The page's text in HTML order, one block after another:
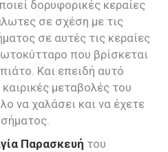
δορυφορικές κεραίες
σε σχέση με τις
σε αυτές τις κεραίες
που βρίσκεται
Και επειδή αυτό
καιρικές μεταβολές του
να χαλάσει και να έχετε
Παρασκευή του